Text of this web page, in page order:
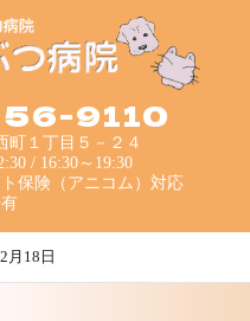
9110
町１丁目５－２４
/ 16:30～19:30
保険（アニコム）対応
月18日